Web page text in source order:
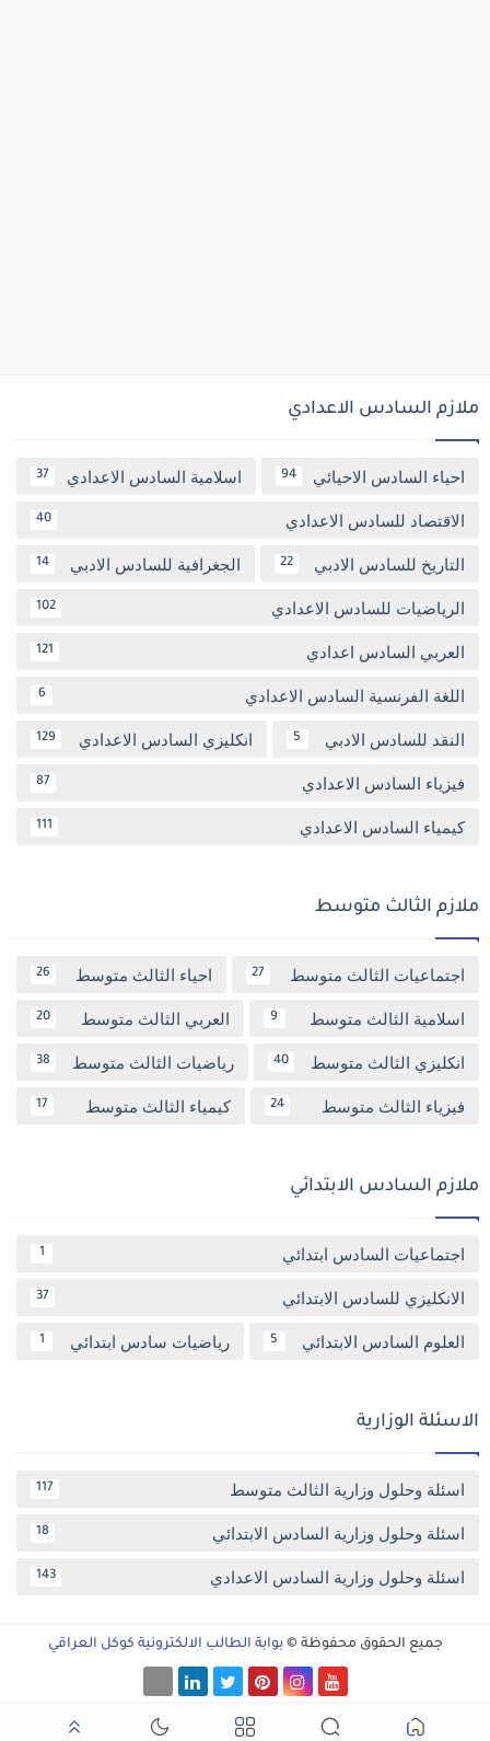
ملازم السادس الاعدادي
احياء السادس الاحيائي 94 اسلامية السادس الاعدادي 37
الاقتصاد للسادس الاعدادي 40
التاريخ للسادس الادبي 22 الجغرافية للسادس الادبي 14
الرياضيات للسادس الاعدادي 102
العربي السادس اعدادي 121
اللغة الفرنسية السادس الاعدادي 6
النقد للسادس الادبي 5 انكليزي السادس الاعدادي 129
فيزياء السادس الاعدادي 87
كيمياء السادس الاعدادي 111
ملازم الثالث متوسط
اجتماعيات الثالث متوسط 27 احياء الثالث متوسط 26
اسلامية الثالث متوسط 9 العربي الثالث متوسط 20
انكليزي الثالث متوسط 40 رياضيات الثالث متوسط 38
فيزياء الثالث متوسط 24 كيمياء الثالث متوسط 17
ملازم السادس الابتدائي
اجتماعيات السادس ابتدائي 1
الانكليزي للسادس الابتدائي 37
العلوم السادس الابتدائي 5 رياضيات سادس ابتدائي 1
الاسئلة الوزارية
اسئلة وحلول وزارية الثالث متوسط 117
اسئلة وحلول وزارية السادس الابتدائي 18
اسئلة وحلول وزارية السادس الاعدادي 143
جميع الحقوق محفوظة © بوابة الطالب الالكترونية كوكل العراقي